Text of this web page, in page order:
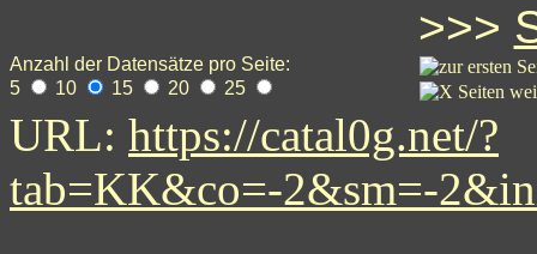
>>>
Anzahl der Datensätze pro Seite:
5
10 15 20 25
URL: https://catal0g.net/?
tab=KK&co=-2&sm=-